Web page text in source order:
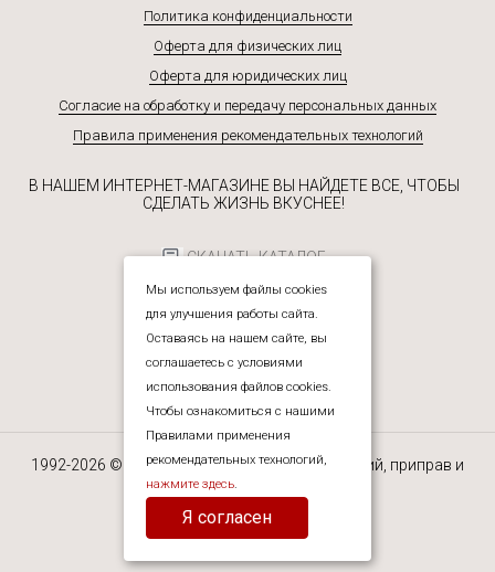
Политика конфиденциальности
Оферта для физических лиц
Оферта для юридических лиц
Согласие на обработку и передачу персональных данных
Правила применения рекомендательных технологий
В НАШЕМ ИНТЕРНЕТ-МАГАЗИНЕ ВЫ НАЙДЕТЕ ВСЕ, ЧТОБЫ
СДЕЛАТЬ ЖИЗНЬ ВКУСНЕЕ!
СКАЧАТЬ КАТАЛОГ
1992-2026 © ЮРЕАЛ — интернет-магазин специй, приправ и
прочих пищевых ингредиентов.
Мы используем файлы cookies
для улучшения работы сайта.
Оставаясь на нашем сайте, вы
соглашаетесь с условиями
использования файлов cookies.
Чтобы ознакомиться с нашими
Правилами применения
рекомендательных технологий,
нажмите здесь.
Я согласен